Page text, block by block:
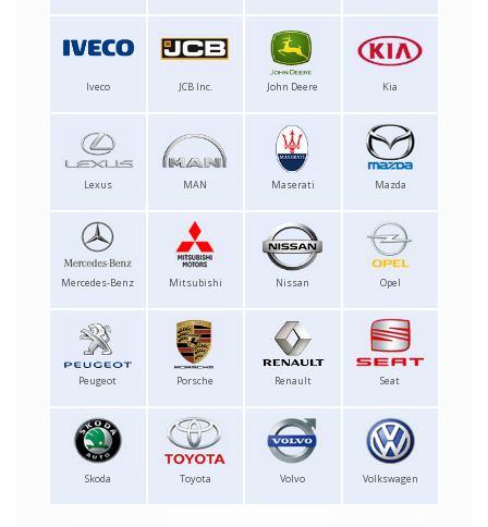
Iveco JCB Inc. John Deere Kia
Lexus MAN Maserati Mazda
Mercedes-Benz Mitsubishi Nissan Opel
Peugeot Porsche Renault Seat
Skoda Toyota Volvo Volkswagen